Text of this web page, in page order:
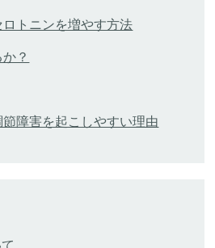
ロトニンを増やす方法
？
障害を起こしやすい理由